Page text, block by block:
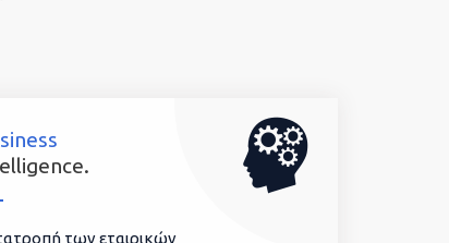
των εταιρικών